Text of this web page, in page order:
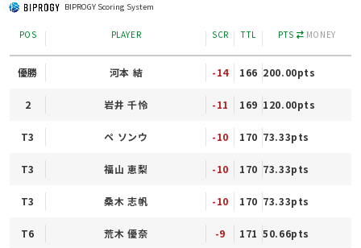
BIPROGY Scoring System
POS PLAYER SCR TTL PTS MONEY
優勝 河本 結 -14 166 200.00pts
2 岩井 千怜 -11 169 120.00pts
T3 ペ ソンウ -10 170 73.33pts
T3 福山 恵梨 -10 170 73.33pts
T3 桑木 志帆 -10 170 73.33pts
T6 荒木 優奈 -9 171 50.66pts